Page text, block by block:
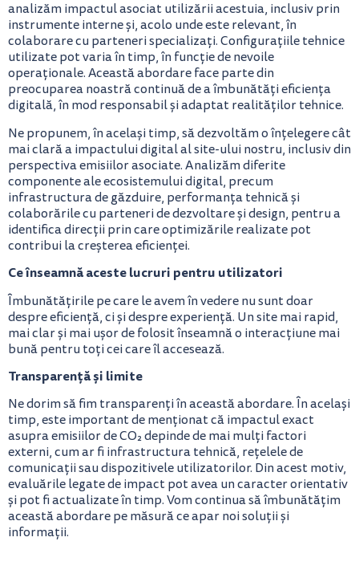
analizăm impactul asociat utilizării acestuia, inclusiv prin
instrumente interne și, acolo unde este relevant, în
colaborare cu parteneri specializați. Configurațiile tehnice
utilizate pot varia în timp, în funcție de nevoile
operaționale. Această abordare face parte din
preocuparea noastră continuă de a îmbunătăți eficiența
digitală, în mod responsabil și adaptat realităților tehnice.
Ne propunem, în același timp, să dezvoltăm o înțelegere cât
mai clară a impactului digital al site-ului nostru, inclusiv din
perspectiva emisiilor asociate. Analizăm diferite
componente ale ecosistemului digital, precum
infrastructura de găzduire, performanța tehnică și
colaborările cu parteneri de dezvoltare și design, pentru a
identifica direcții prin care optimizările realizate pot
contribui la creșterea eficienței.
Ce înseamnă aceste lucruri pentru utilizatori
Îmbunătățirile pe care le avem în vedere nu sunt doar
despre eficiență, ci și despre experiență. Un site mai rapid,
mai clar și mai ușor de folosit înseamnă o interacțiune mai
bună pentru toți cei care îl accesează.
Transparență și limite
Ne dorim să fim transparenți în această abordare. În același
timp, este important de menționat că impactul exact
asupra emisiilor de CO₂ depinde de mai mulți factori
externi, cum ar fi infrastructura tehnică, rețelele de
comunicații sau dispozitivele utilizatorilor. Din acest motiv,
evaluările legate de impact pot avea un caracter orientativ
și pot fi actualizate în timp. Vom continua să îmbunătățim
această abordare pe măsură ce apar noi soluții și
informații.